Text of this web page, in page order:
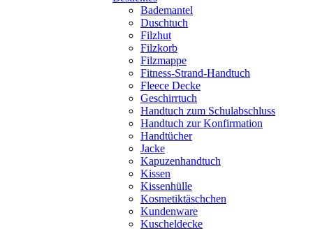
Bademantel
Duschtuch
Filzhut
Filzkorb
Filzmappe
Fitness-Strand-Handtuch
Fleece Decke
Geschirrtuch
Handtuch zum Schulabschluss
Handtuch zur Konfirmation
Handtücher
Jacke
Kapuzenhandtuch
Kissen
Kissenhülle
Kosmetiktäschchen
Kundenware
Kuscheldecke